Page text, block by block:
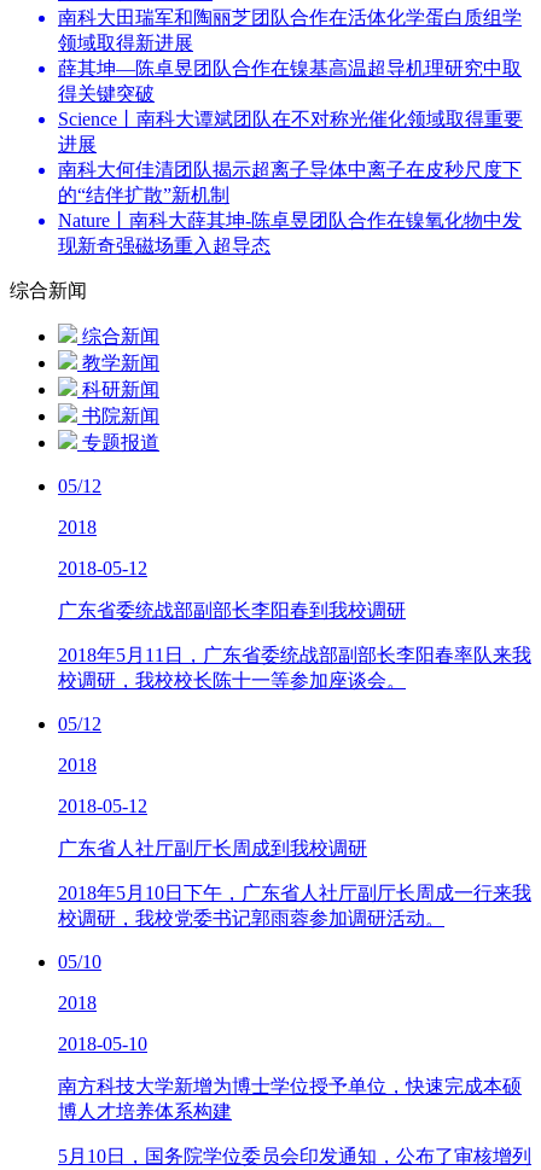
南科大田瑞军和陶丽芝团队合作在活体化学蛋白质组学
领域取得新进展
薛其坤—陈卓昱团队合作在镍基高温超导机理研究中取
得关键突破
Science丨南科大谭斌团队在不对称光催化领域取得重要
进展
南科大何佳清团队揭示超离子导体中离子在皮秒尺度下
的“结伴扩散”新机制
Nature丨南科大薛其坤-陈卓昱团队合作在镍氧化物中发
现新奇强磁场重入超导态
综合新闻
综合新闻
教学新闻
科研新闻
书院新闻
专题报道
05/12
2018
2018-05-12
广东省委统战部副部长李阳春到我校调研
2018年5月11日，广东省委统战部副部长李阳春率队来我
校调研，我校校长陈十一等参加座谈会。
05/12
2018
2018-05-12
广东省人社厅副厅长周成到我校调研
2018年5月10日下午，广东省人社厅副厅长周成一行来我
校调研，我校党委书记郭雨蓉参加调研活动。
05/10
2018
2018-05-10
南方科技大学新增为博士学位授予单位，快速完成本硕
博人才培养体系构建
5月10日，国务院学位委员会印发通知，公布了审核增列